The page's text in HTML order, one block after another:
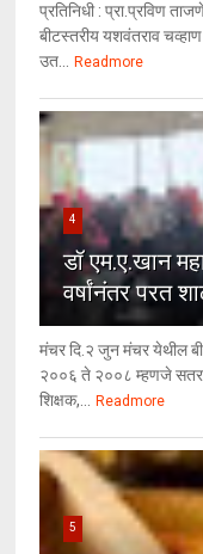
प्रतिनिधी : प्रा.प्रविण
बीटस्तरीय यशवंतराव
उत... Readmore
4
डॉ एम.ए.खान
वर्षांनंतर परत
मंचर दि.२ जुन मंचर येथील
२००६ ते २००८ म्हणजे सतरा
शिक्षक,... Readmore
5